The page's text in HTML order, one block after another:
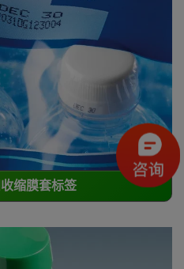
缩膜套标签